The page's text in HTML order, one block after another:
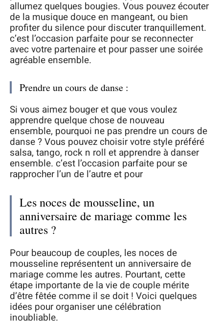
allumez quelques bougies. Vous pouvez écouter
de la musique douce en mangeant, ou bien
profiter du silence pour discuter tranquillement.
c’est l’occasion parfaite pour se reconnecter
avec votre partenaire et pour passer une soirée
agréable ensemble.
Prendre un cours de danse :
Si vous aimez bouger et que vous voulez
apprendre quelque chose de nouveau
ensemble, pourquoi ne pas prendre un cours de
danse ? Vous pouvez choisir votre style préféré
salsa, tango, rock n roll et apprendre à danser
ensemble. c’est l’occasion parfaite pour se
rapprocher l’un de l’autre et pour
Les noces de mousseline, un
anniversaire de mariage comme les
autres ?
Pour beaucoup de couples, les noces de
mousseline représentent un anniversaire de
mariage comme les autres. Pourtant, cette
étape importante de la vie de couple mérite
d’être fêtée comme il se doit ! Voici quelques
idées pour organiser une célébration
inoubliable.